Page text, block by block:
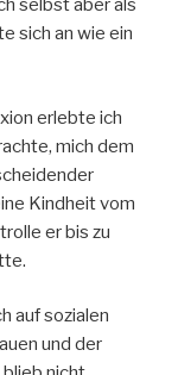
selbst aber als
sich an wie ein
erlebte ich
mich dem
Kindheit vom
er bis zu
auf sozialen
und der